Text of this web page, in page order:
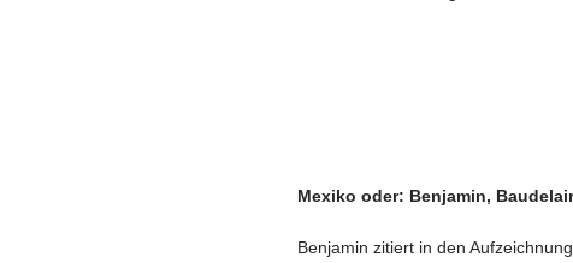
Mexiko oder: Benjamin,
Benjamin zitiert in den